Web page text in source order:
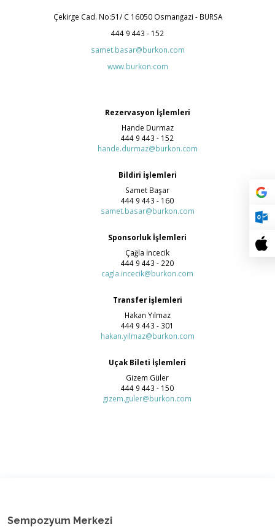
Çekirge Cad. No:51/ C 16050 Osmangazi - BURSA
444 9 443 - 152
samet.basar@burkon.com
www.burkon.com
Rezervasyon İşlemleri
Hande Durmaz
444 9 443 - 152
hande.durmaz@burkon.com
Bildiri İşlemleri
Samet Başar
444 9 443 - 160
samet.basar@burkon.com
Sponsorluk İşlemleri
Çağla İncecik
444 9 443 - 220
cagla.incecik@burkon.com
Transfer İşlemleri
Hakan Yılmaz
444 9 443 - 301
hakan.yilmaz@burkon.com
Uçak Bileti İşlemleri
Gizem Güler
444 9 443 - 150
gizem.guler@burkon.com
Sempozyum Merkezi